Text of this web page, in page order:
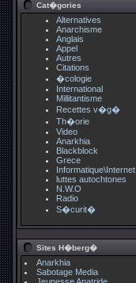
Cat�gories
Alternatives
Anarchisme
Anglais
Appel
Autres
Citations
�cologie
International
Millitantisme
Recettes v�g�
Th�orie
Video
Anarkhia
Blackblock
Grece
Informatique\Internet
luttes autochtones
N.W.O
Radio
S�curit�
Sites H�berg�
Anarkhia
Sabotage Media